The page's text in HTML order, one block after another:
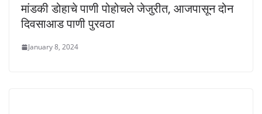
मांडकी डोहाचे पाणी पोहोचले जेजुरीत, आजपासून दोन
दिवसाआड पाणी पुरवठा
January 8, 2024